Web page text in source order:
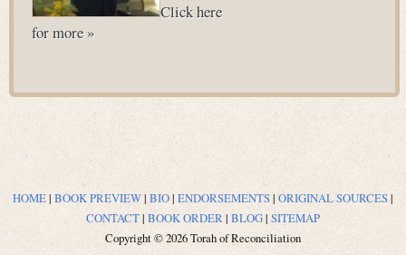
Click here
for more »
HOME| BOOK PREVIEW| BIO| ENDORSEMENTS| ORIGINAL SOURCES|
CONTACT| BOOK ORDER| BLOG| SITEMAP
Copyright © 2026 Torah of Reconciliation